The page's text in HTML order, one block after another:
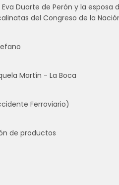
Duarte de Perón y la
del Congreso de la
Martín - La Boca
Ferroviario)
de productos